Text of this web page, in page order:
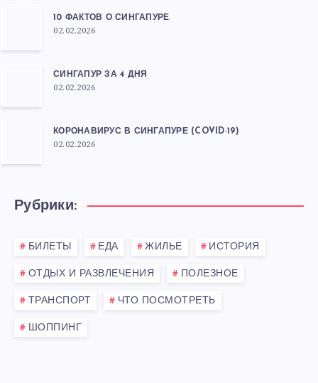
10 ФАКТОВ О СИНГАПУРЕ
02.02.2026
СИНГАПУР ЗА 4 ДНЯ
02.02.2026
КОРОНАВИРУС В СИНГАПУРЕ (COVID-19)
02.02.2026
Рубрики:
БИЛЕТЫ ЕДА ЖИЛЬЕ ИСТОРИЯ
ОТДЫХ И РАЗВЛЕЧЕНИЯ ПОЛЕЗНОЕ
ТРАНСПОРТ ЧТО ПОСМОТРЕТЬ
ШОППИНГ